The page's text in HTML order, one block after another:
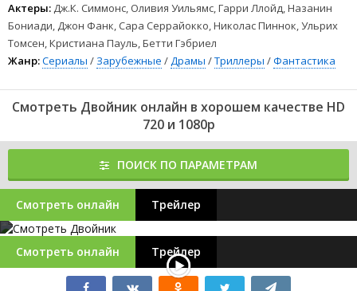
Актеры: Дж.К. Симмонс, Оливия Уильямс, Гарри Ллойд, Назанин
Бониади, Джон Фанк, Сара Серрайокко, Николас Пиннок, Ульрих
Томсен, Кристиана Пауль, Бетти Гэбриел
Жанр:Сериалы / Зарубежные /Драмы /Триллеры /Фантастика
Смотреть Двойник онлайн в хорошем качестве HD
720 и 1080p
ПОИСК ПО ПАРАМЕТРАМ
Смотреть онлайн Трейлер
Смотреть онлайн Трейлер